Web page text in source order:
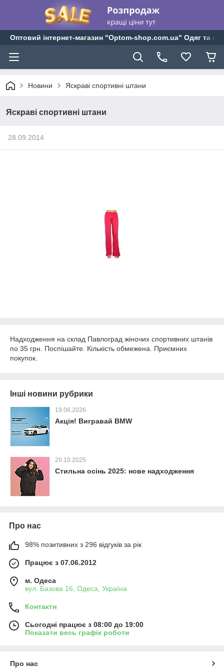
Оптовий інтернет-магазин "Optom-shop.com.ua" Одяг та
Новини Яскраві спортивні штани
Яскраві спортивні штани
28.09.2014
Надходження на склад Павлоград жіночих спортивних штанів
по 35 грн. Поспішайте. Кількість обмежена. Приємних
покупок.
Інші новини рубрики
19.06.2026
Акція! Вигравай BMW
20.10.2025
Стильна осінь 2025: нове надходження
Про нас
98% позитивних з 296 відгуків за рік
Працює з 07.06.2012
м. Одеса
вул. Базова 16, Одеса, Україна
Контакти
Сьогодні працює з 08:00 до 19:00
Показати весь графік роботи
Про нас